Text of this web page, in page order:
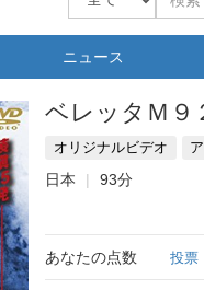
ニュース
ベレッタＭ
オリジナルビデオ
日本 93分
あなたの点数 投票